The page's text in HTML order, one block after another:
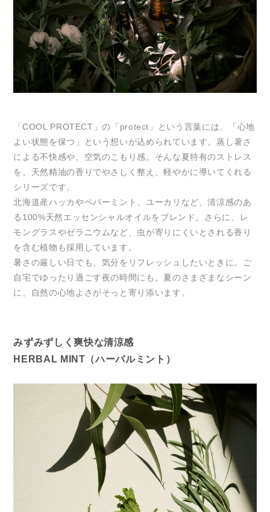
「COOL PROTECT」の「protect」という言葉には、「心地
よい状態を保つ」という想いが込められています。蒸し暑さ
による不快感や、空気のこもり感。そんな夏特有のストレス
を、天然精油の香りでやさしく整え、軽やかに導いてくれる
シリーズです。
北海道産ハッカやペパーミント、ユーカリなど、清涼感のあ
る100%天然エッセンシャルオイルをブレンド。さらに、レ
モングラスやゼラニウムなど、虫が寄りにくいとされる香り
を含む植物も採用しています。
暑さの厳しい日でも、気分をリフレッシュしたいときに。ご
自宅でゆったり過ごす夜の時間にも。夏のさまざまなシーン
に、自然の心地よさがそっと寄り添います。
みずみずしく爽快な清涼感
HERBAL MINT（ハーバルミント）